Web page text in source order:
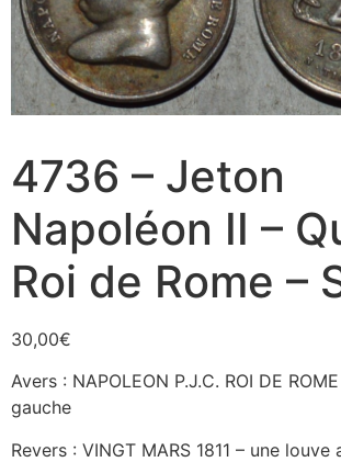
4736 – Jeton
Napoléon II –
Roi de Rome –
30,00€
Avers : NAPOLEON P.J.C. ROI DE
gauche
Revers : VINGT MARS 1811 – une